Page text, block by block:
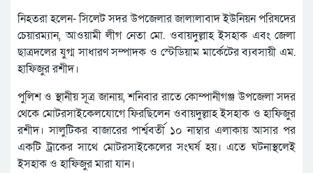
নিহতরা হলেন- সিলেট সদর উপজেলার জালালাবাদ ইউনিয়ন পরিষদের
চেয়ারম্যান, আওয়ামী লীগ নেতা মো. ওবায়দুল্লাহ ইসহাক এবং জেলা
ছাত্রদলের যুগ্ম সাধারণ সম্পাদক ও স্টেডিয়াম মার্কেটের ব্যবসায়ী এম.
হাফিজুর রশীদ।
পুলিশ ও স্থানীয় সূত্র জানায়, শনিবার রাতে কোম্পানীগঞ্জ উপজেলা সদর
থেকে মোটরসাইকেলযোগে ফিরছিলেন ওবায়দুল্লাহ ইসহাক ও হাফিজুর
রশীদ। সালুটিকর বাজারের পার্শ্ববর্তী ১০ নাম্বার এলাকায় আসার পর
একটি ট্রাকের সাথে মোটরসাইকেলের সংঘর্ষ হয়। এতে ঘটনাস্থলেই
ইসহাক ও হাফিজুর মারা যান।